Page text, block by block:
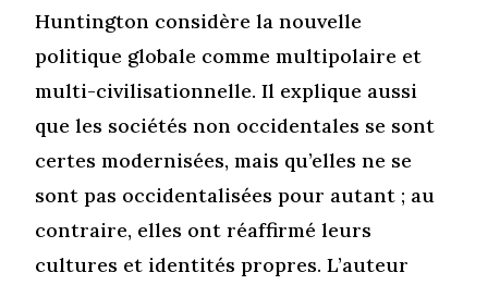
Huntington considère la nouvelle
politique globale comme multipolaire et
multi-civilisationnelle. Il explique aussi
que les sociétés non occidentales se sont
certes modernisées, mais qu’elles ne se
sont pas occidentalisées pour autant ; au
contraire, elles ont réaffirmé leurs
cultures et identités propres. L’auteur